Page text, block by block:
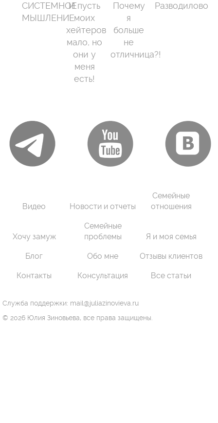
СИСТЕМНОЕ
МЫШЛЕНИЕ
И пусть
моих
хейтеров
мало, но
они у
меня
есть!
Почему
я
больше
не
отличница?!
Разводилово
Видео Новости и отчеты
Семейные
отношения
Хочу замуж
Семейные
проблемы
Я и моя семья
Блог Обо мне Отзывы клиентов
Контакты Консультация Все статьи
Служба поддержки: mail@juliazinovieva.ru
© 2026 Юлия Зиновьева, все права защищены.